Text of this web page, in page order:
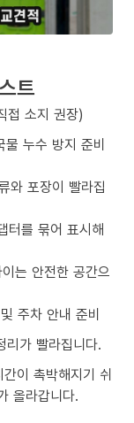
트
접 소지 권장)
물 누수 방지 준비
와 포장이 빨라집
터를 묶어 표시해
는 안전한 공간으
주차 안내 준비
리가 빨라집니다.
이 촉박해지기 쉬
올라갑니다.